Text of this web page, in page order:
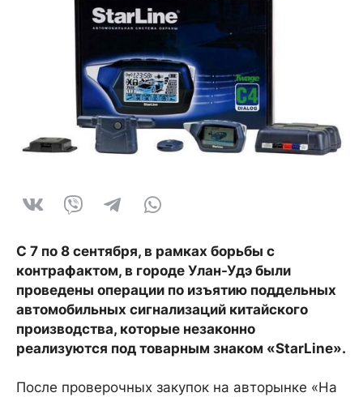
С 7 по 8 сентября, в рамках борьбы с
контрафактом, в городе Улан-Удэ были
проведены операции по изъятию поддельных
автомобильных сигнализаций китайского
производства, которые незаконно
реализуются под товарным знаком «StarLine».
После проверочных закупок на авторынке «На